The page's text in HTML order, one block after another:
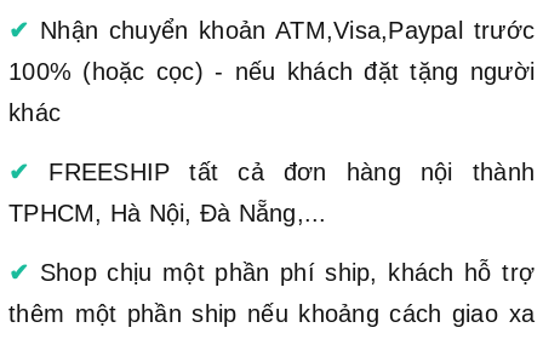
✔ Nhận chuyển khoản ATM,Visa,Paypal trước
100% (hoặc cọc) - nếu khách đặt tặng người
khác
✔ FREESHIP tất cả đơn hàng nội thành
TPHCM, Hà Nội, Đà Nẵng,...
✔ Shop chịu một phần phí ship, khách hỗ trợ
thêm một phần ship nếu khoảng cách giao xa